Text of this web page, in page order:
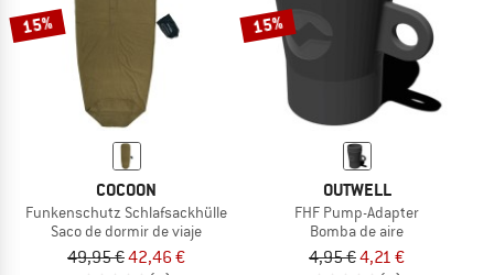
15%
COCOON
Funkenschutz Schlafsackhülle
Saco de dormir de viaje
49,95 €42,46 €
15%
OUTWELL
FHF Pump-Adapter
Bomba de aire
4,95 €4,21 €